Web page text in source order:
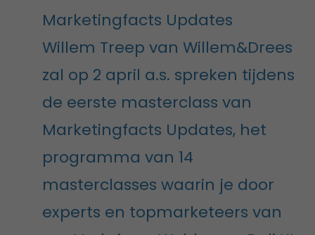
Marketingfacts Updates
Willem Treep van Willem&Drees
zal op 2 april a.s. spreken tijdens
de eerste masterclass van
Marketingfacts Updates, het
programma van 14
masterclasses waarin je door
experts en topmarketeers van